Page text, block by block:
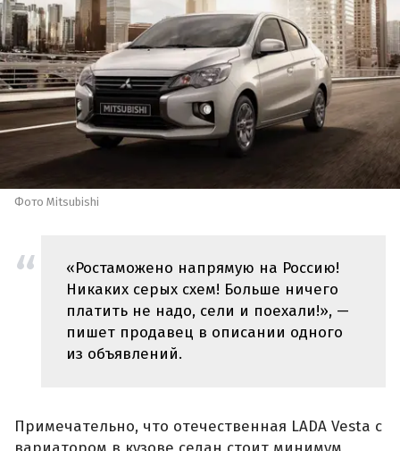
Фото Mitsubishi
«Ростаможено напрямую на Россию!
Никаких серых схем! Больше ничего
платить не надо, сели и поехали!», —
пишет продавец в описании одного
из объявлений.
Примечательно, что отечественная LADA Vesta с